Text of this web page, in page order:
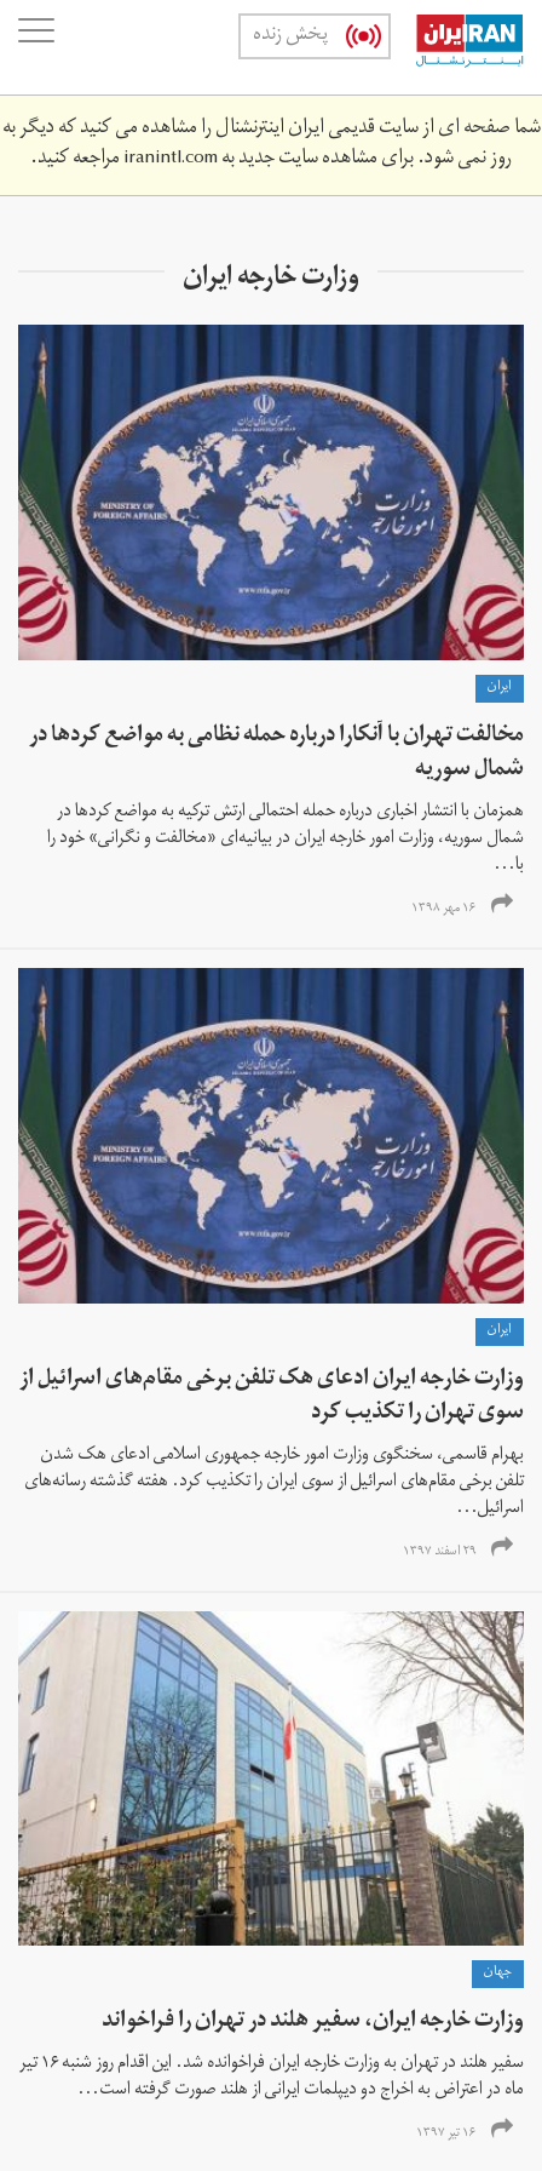
Skip
main
content
پخش زنده
شما صفحه ای از سایت قدیمی ایران اینترنشنال را مشاهده می کنید که دیگر به
روز نمی شود. برای مشاهده سایت جدید بهiranintl.comمراجعه کنید.
وزارت خارجه ایران
ايران
مخالفت تهران با آنکارا درباره حمله نظامی به مواضع کردها در
شمال سوریه
همزمان با انتشار اخباری درباره حمله احتمالی ارتش ترکیه به مواضع کردها در
شمال سوریه، وزارت امور خارجه ایران در بیانیه‌ای «مخالفت و نگرانی» خود را
با...
۱۶ مهر ۱۳۹۸
ايران
وزارت خارجه ایران ادعای هک تلفن برخی مقام‌های اسرائیل از
سوی تهران را تکذیب کرد
بهرام قاسمی، سخنگوی وزارت امور خارجه جمهوری اسلامی ادعای هک شدن
تلفن برخی مقام‌های اسرائیل از سوی ایران را تکذیب کرد. هفته گذشته رسانه‌های
اسرائیل...
۲۹ اسفند ۱۳۹۷
جهان
وزارت خارجه ایران، سفیر هلند در تهران را فراخواند
سفیر هلند در تهران به وزارت خارجه ایران فراخوانده شد. این اقدام روز شنبه ۱۶ تیر
ماه در اعتراض به اخراج دو دیپلمات ایرانی از هلند صورت گرفته است...
۱۶ تیر ۱۳۹۷